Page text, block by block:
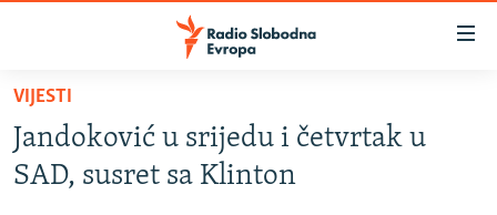
Pređite
glavni
sadržaj
VIJESTI
VIJESTI
Jandoković u srijedu i četvrtak u
SAD, susret sa Klinton